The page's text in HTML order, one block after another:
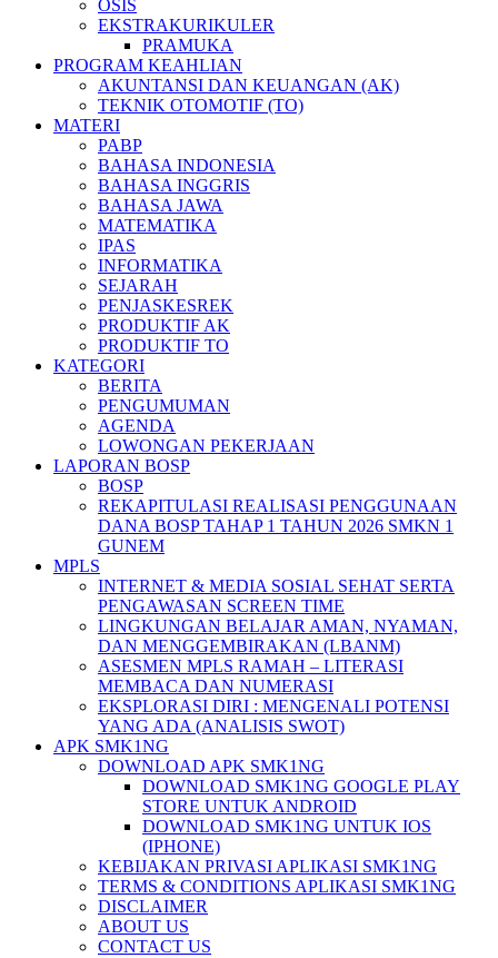
OSIS
EKSTRAKURIKULER
PRAMUKA
PROGRAM KEAHLIAN
AKUNTANSI DAN KEUANGAN (AK)
TEKNIK OTOMOTIF (TO)
MATERI
PABP
BAHASA INDONESIA
BAHASA INGGRIS
BAHASA JAWA
MATEMATIKA
IPAS
INFORMATIKA
SEJARAH
PENJASKESREK
PRODUKTIF AK
PRODUKTIF TO
KATEGORI
BERITA
PENGUMUMAN
AGENDA
LOWONGAN PEKERJAAN
LAPORAN BOSP
BOSP
REKAPITULASI REALISASI PENGGUNAAN
DANA BOSP TAHAP 1 TAHUN 2026 SMKN 1
GUNEM
MPLS
INTERNET & MEDIA SOSIAL SEHAT SERTA
PENGAWASAN SCREEN TIME
LINGKUNGAN BELAJAR AMAN, NYAMAN,
DAN MENGGEMBIRAKAN (LBANM)
ASESMEN MPLS RAMAH – LITERASI
MEMBACA DAN NUMERASI
EKSPLORASI DIRI : MENGENALI POTENSI
YANG ADA (ANALISIS SWOT)
APK SMK1NG
DOWNLOAD APK SMK1NG
DOWNLOAD SMK1NG GOOGLE PLAY
STORE UNTUK ANDROID
DOWNLOAD SMK1NG UNTUK IOS
(IPHONE)
KEBIJAKAN PRIVASI APLIKASI SMK1NG
TERMS & CONDITIONS APLIKASI SMK1NG
DISCLAIMER
ABOUT US
CONTACT US